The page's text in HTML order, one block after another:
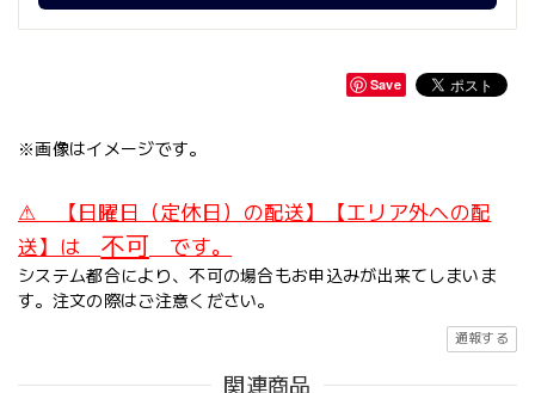
Save
※画像はイメージです。
⚠ 【日曜日（定休日）の配送】【エリア外への配
送】は 不可 です。
システム都合により、不可の場合もお申込みが出来てしまいま
す。注文の際はご注意ください。
通報する
関連商品